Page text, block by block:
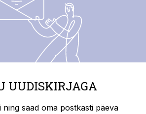
UUDISKIRJAGA
ning saad oma postkasti päeva